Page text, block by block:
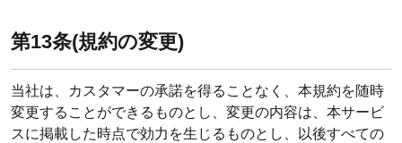
第13条(規約の変更)
当社は、カスタマーの承諾を得ることなく、本規約を随時
変更することができるものとし、変更の内容は、本サービ
スに掲載した時点で効力を生じるものとし、以後すべての